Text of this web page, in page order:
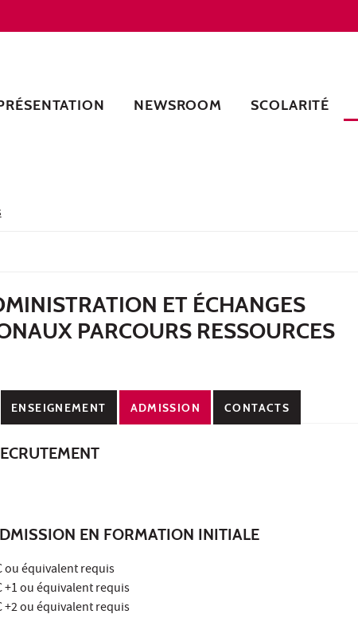
NEWSROOM SCOLARITÉ
ET ÉCHANGES
PARCOURS RESSOURCES
ENSEIGNEMENT ADMISSION CONTACTS
EN FORMATION INITIALE
ou équivalent requis
+1 ou équivalent requis
+2 ou équivalent requis